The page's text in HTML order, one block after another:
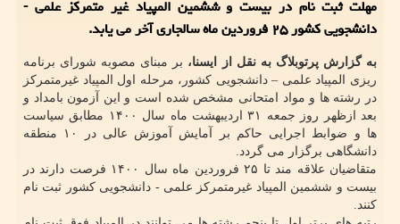
مهلت ثبت نام در بیست و ششمین المپیاد غیر متمرکز علمی -
دانشجویی کشور ۲۵ فروردین ماه سالجاری آخر می یابد.
به گزارش پرتوبلاگ به نقل از ایسنا، بر مبنای مصوبه شورای برنامه
ریزی المپیاد علمی – دانشجویی کشور، مرحله اول المپیاد غیرمتمرکز
در رشته ها و مواد امتحانی مشخص شده است و این آزمون بامداد و
بعد ازظهر روز جمعه ۳۱ اردیبهشت ماه سال ۱۴۰۰ مطابق سیاست
ها و ضوابط اجرایی حاکم بر آمایش آموزش عالی در ۱۰ منطقه
دانشگاهی برگزار می گردد.
متقاضیان علاقه مند تا ۲۵ فروردین ماه سال ۱۴۰۰ فرصت دارند در
بیست و ششمین المپیاد غیرمتمرکز علمی - دانشجویی کشور ثبت نام
کنند.